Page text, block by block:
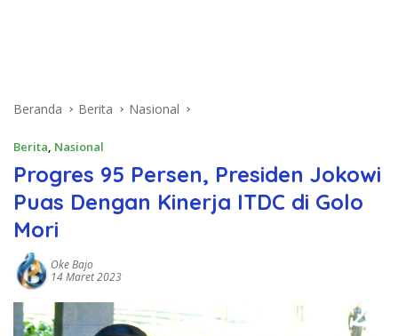
Beranda Berita Nasional
Berita, Nasional
Progres 95 Persen, Presiden Jokowi
Puas Dengan Kinerja ITDC di Golo
Mori
Oke Bajo
14 Maret 2023